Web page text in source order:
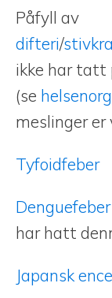
Påfyll av
difteri/
ikke har tatt
(se
meslinger er
Tyfoidfeber
Denguefeber
har hatt
Japansk